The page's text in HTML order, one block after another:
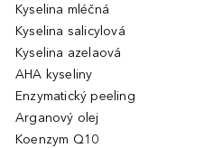
Kyselina mléčná
Kyselina salicylová
Kyselina azelaová
AHA kyseliny
Enzymatický peeling
Arganový olej
Koenzym Q10